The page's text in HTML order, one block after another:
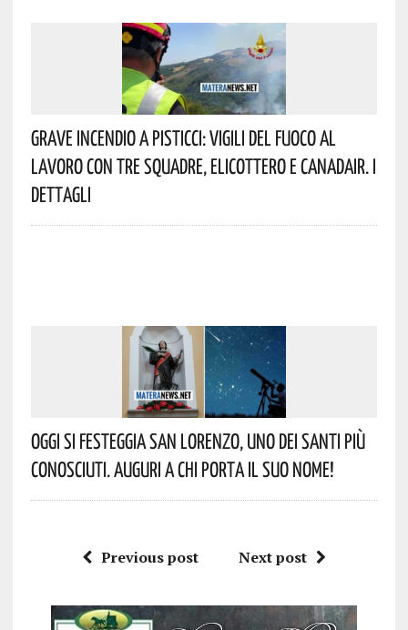
Grave Incendio A Pisticci: Vigili Del Fuoco Al
Lavoro Con Tre Squadre, Elicottero E Canadair. I
Dettagli
Oggi Si Festeggia San Lorenzo, Uno Dei Santi Più
Conosciuti. Auguri A Chi Porta Il Suo Nome!
Previous post Next post